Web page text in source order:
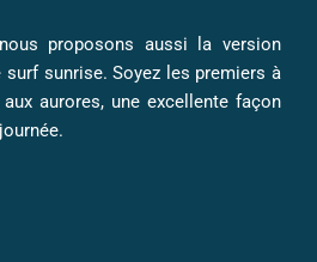
proposons aussi la version
sunrise. Soyez les premiers à
aurores, une excellente façon